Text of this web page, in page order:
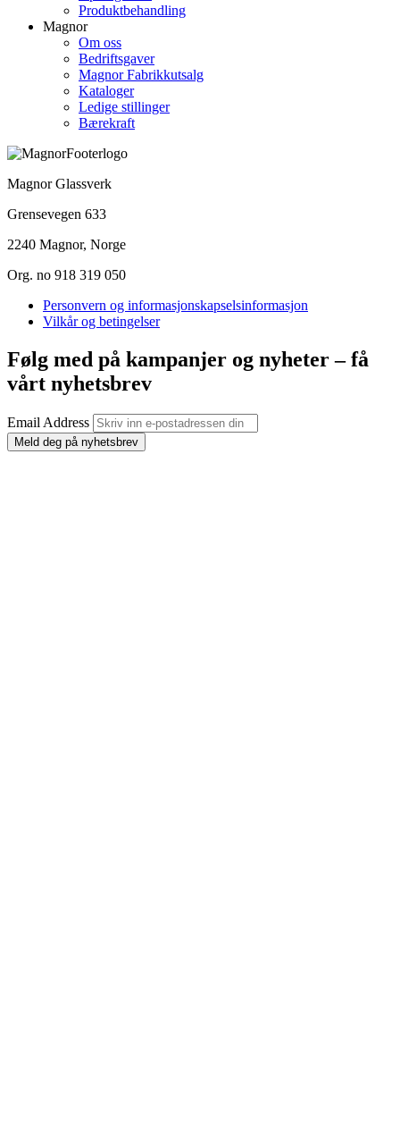
Produktbehandling
Magnor
Om oss
Bedriftsgaver
Magnor Fabrikkutsalg
Kataloger
Ledige stillinger
Bærekraft
Magnor Glassverk
Grensevegen 633
2240 Magnor, Norge
Org. no 918 319 050
Personvern og informasjonskapselsinformasjon
Vilkår og betingelser
Følg med på kampanjer og nyheter – få
vårt nyhetsbrev
Email Address
Meld deg på nyhetsbrev